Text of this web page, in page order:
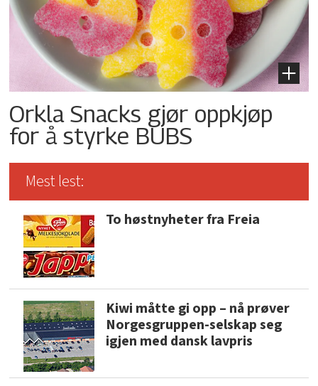
Orkla Snacks gjør oppkjøp
for å styrke BUBS
Mest lest:
To høstnyheter fra Freia
Kiwi måtte gi opp – nå prøver
Norgesgruppen-selskap seg
igjen med dansk lavpris